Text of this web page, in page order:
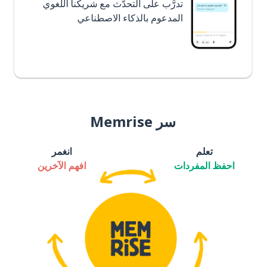
تدرَّب على التحدُّث مع شريكنا اللغوي
المدعوم بالذكاء الاصطناعي
سر Memrise
تعلم
احفظ المفردات
انغمر
افهم الآخرين